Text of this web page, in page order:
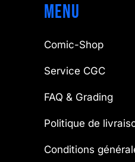
Menu
Comic-Shop
Service CGC
FAQ & Grading
Politique de
Conditions